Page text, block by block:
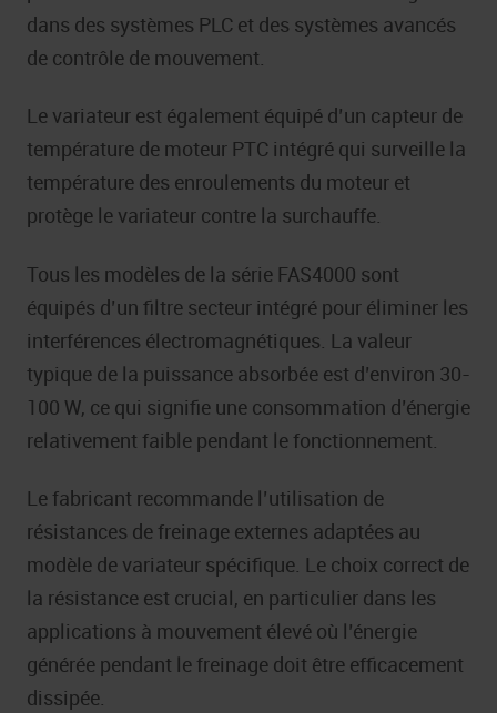
dans des systèmes PLC et des systèmes avancés
de contrôle de mouvement.
Le variateur est également équipé d’un capteur de
température de moteur PTC intégré qui surveille la
température des enroulements du moteur et
protège le variateur contre la surchauffe.
Tous les modèles de la série FAS4000 sont
équipés d’un filtre secteur intégré pour éliminer les
interférences électromagnétiques. La valeur
typique de la puissance absorbée est d’environ 30-
100 W, ce qui signifie une consommation d’énergie
relativement faible pendant le fonctionnement.
Le fabricant recommande l’utilisation de
résistances de freinage externes adaptées au
modèle de variateur spécifique. Le choix correct de
la résistance est crucial, en particulier dans les
applications à mouvement élevé où l’énergie
générée pendant le freinage doit être efficacement
dissipée.